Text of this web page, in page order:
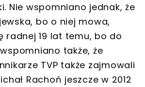
Nie wspomniano jednak, że
bo o niej mowa,
radnej 19 lat temu, bo do
wspomniano także, że
TVP także zajmowali
Rachoń jeszcze w 2012